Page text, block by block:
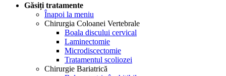
Găsiți tratamente
Înapoi la meniu
Chirurgia Coloanei Vertebrale
Boala discului cervical
Laminectomie
Microdiscectomie
Tratamentul scoliozei
Chirurgie Bariatrică